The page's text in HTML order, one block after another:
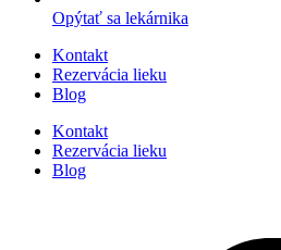
Opýtať sa lekárnika
Kontakt
Rezervácia lieku
Blog
Kontakt
Rezervácia lieku
Blog